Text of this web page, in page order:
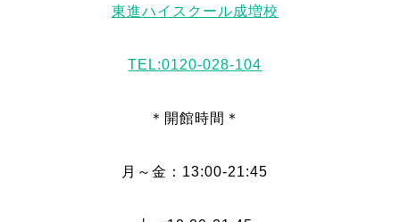
東進ハイスクール成増校
TEL:0120-028-104
＊開館時間＊
月～金：13:00-21:45